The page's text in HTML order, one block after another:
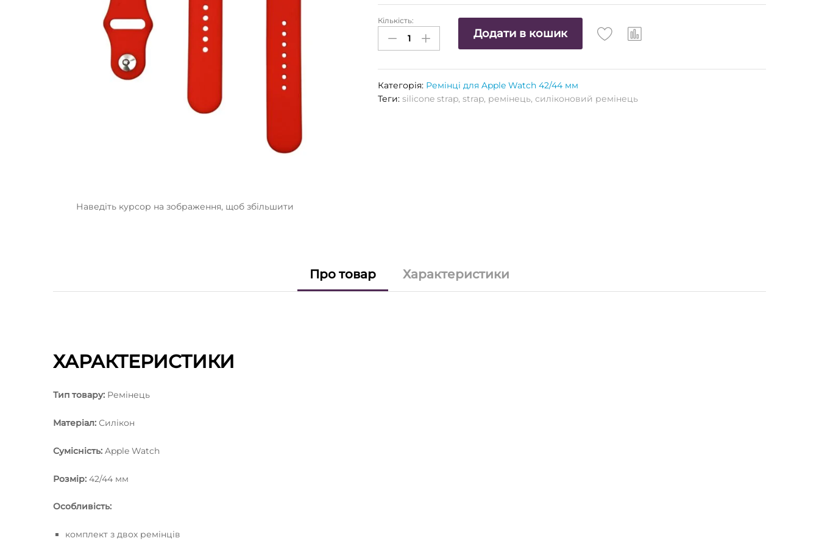
Наведіть курсор на зображення, щоб збільшити
Ремінець
силіконовий
2-
APPLE
WATCH
Кількість:
Додати в кошик
Категорія: Ремінці для Apple Watch 42/44 мм
Теги:silicone strap,strap, ремінець,силіконовий ремінець
Про товар Характеристики
ХАРАКТЕРИСТИКИ
Тип товару: Ремінець
Матеріал: Силікон
Сумісність: Apple Watch
Розмір: 42/44 мм
Особливість:
комплект з двох ремінців